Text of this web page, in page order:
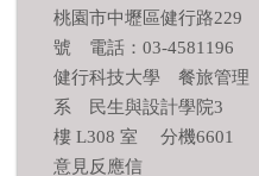
桃園市中壢區健行路229
號 電話：03-4581196
健行科技大學 餐旅管理
系 民生與設計學院3
樓 L308 室 分機6601
意見反應信